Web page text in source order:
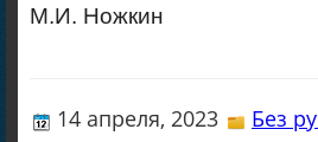
М.И. Ножкин
14 апреля, 2023 Без